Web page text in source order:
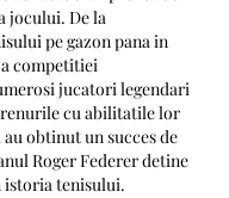
jocului. De la
pe gazon pana in
competitiei
jucatori legendari
cu abilitatile lor
obtinut un succes de
Roger Federer detine
istoria tenisului.